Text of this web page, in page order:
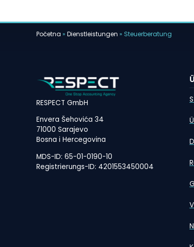
Početna » Dienstleistungen » Steuerberatung
RESPECT GmbH
Envera Šehovića 34
71000 Sarajevo
Bosna i Hercegovina
MDS-ID: 65-01-0190-10
Registrierungs-ID: 4201553450004